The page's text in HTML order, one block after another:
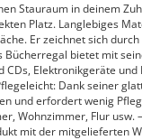
Stauraum in deinem
Platz. Langlebiges
Er zeichnet sich
Bücherregal bietet mit
CDs, Elektronikgeräte
Dank seiner
und erfordert wenig
Wohnzimmer, Flur
mit der mitgelieferten